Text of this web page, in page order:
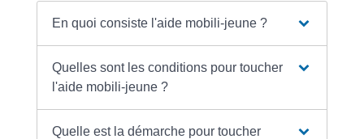
En quoi consiste l'aide mobili-jeune ?
Quelles sont les conditions pour toucher
l'aide mobili-jeune ?
Quelle est la démarche pour toucher